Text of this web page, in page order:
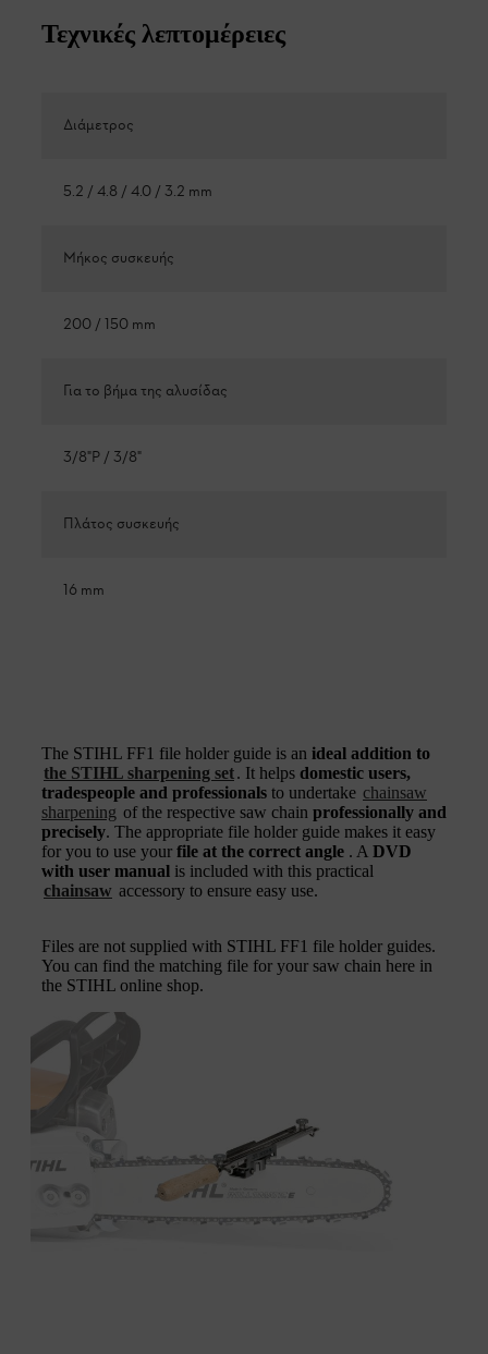
Τεχνικές λεπτομέρειες
Διάμετρος
5.2 / 4.8 / 4.0 / 3.2 mm
Μήκος συσκευής
200 / 150 mm
Για το βήμα της αλυσίδας
3/8"P / 3/8"
Πλάτος συσκευής
16 mm
The STIHL FF1 file holder guide is an ideal addition to
the STIHL sharpening set. It helps domestic users,
tradespeople and professionals to undertake chainsaw
sharpening of the respective saw chain professionally and
precisely. The appropriate file holder guide makes it easy
for you to use your file at the correct angle . A DVD
with user manual is included with this practical
chainsaw accessory to ensure easy use.
Files are not supplied with STIHL FF1 file holder guides.
You can find the matching file for your saw chain here in
the STIHL online shop.